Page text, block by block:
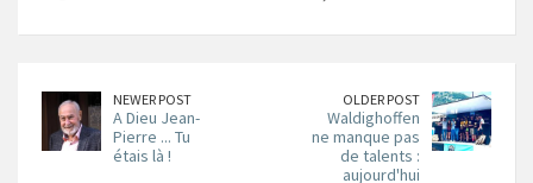
NEWER POST
A Dieu Jean-
Pierre ... Tu
étais là !
OLDER POST
Waldighoffen
ne manque pas
de talents :
aujourd'hui